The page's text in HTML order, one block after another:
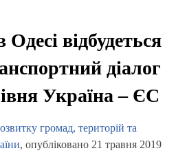
відбудеться
діалог
Україна – ЄС
громад, територій та
, опубліковано 21 травня 2019